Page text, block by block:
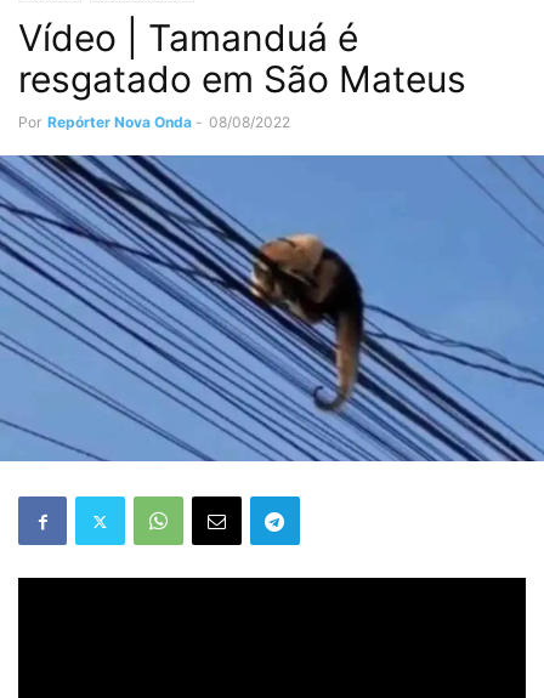
Vídeo | Tamanduá é
resgatado em São Mateus
Por Repórter Nova Onda - 08/08/2022